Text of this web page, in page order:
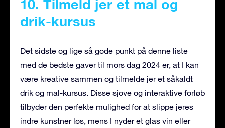
10. Tilmeld jer et mal og
drik-kursus
Det sidste og lige så gode punkt på denne liste
med de bedste gaver til mors dag 2024 er, at I kan
være kreative sammen og tilmelde jer et såkaldt
drik og mal-kursus. Disse sjove og interaktive forløb
tilbyder den perfekte mulighed for at slippe jeres
indre kunstner løs, mens I nyder et glas vin eller